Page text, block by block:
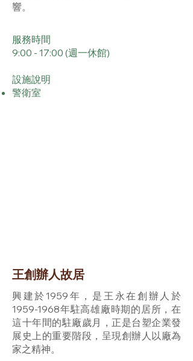
響。
服務時間
9:00 - 17:00 (週一休館)
設施說明
警衛室
王創辦人故居
興建於1959年，是王永在創辦人於
1959-1968年駐高雄廠時期的居所，在
這十年間的駐廠歲月，正是台塑企業發
展史上的重要階段，呈現創辦人以廠為
家之精神。